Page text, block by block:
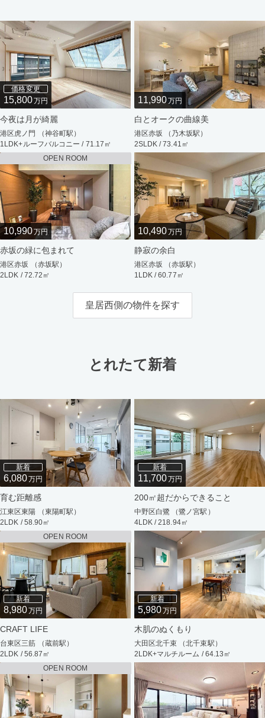
価格変更
15,800万円
今夜は月が綺麗
港区虎ノ門 （神谷町駅）
1LDK+ルーフバルコニー / 71.17㎡
11,990万円
白とオークの曲線美
港区赤坂 （乃木坂駅）
2SLDK / 73.41㎡
OPEN ROOM
10,990万円
赤坂の緑に包まれて
港区赤坂 （赤坂駅）
2LDK / 72.72㎡
10,490万円
静寂の余白
港区赤坂 （赤坂駅）
1LDK / 60.77㎡
皇居西側の物件を探す
とれたて新着
新着
6,080万円
育む距離感
江東区東陽 （東陽町駅）
2LDK / 58.90㎡
新着
11,700万円
200㎡超だからできること
中野区白鷺 （鷺ノ宮駅）
4LDK / 218.94㎡
OPEN ROOM
新着
8,980万円
CRAFT LIFE
台東区三筋 （蔵前駅）
2LDK / 56.87㎡
新着
5,980万円
木肌のぬくもり
大田区北千束 （北千束駅）
2LDK+マルチルーム / 64.13㎡
OPEN ROOM